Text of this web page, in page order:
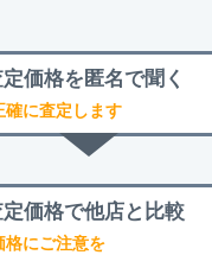
価格を 匿名で聞く
確に査定します
価格で他店と比較
格にご注意を